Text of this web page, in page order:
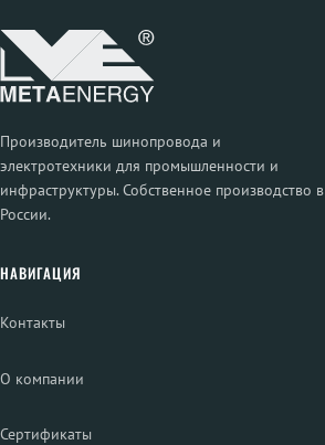
Производитель шинопровода и
электротехники для промышленности и
инфраструктуры. Собственное производство в
России.
НАВИГАЦИЯ
Контакты
О компании
Сертификаты